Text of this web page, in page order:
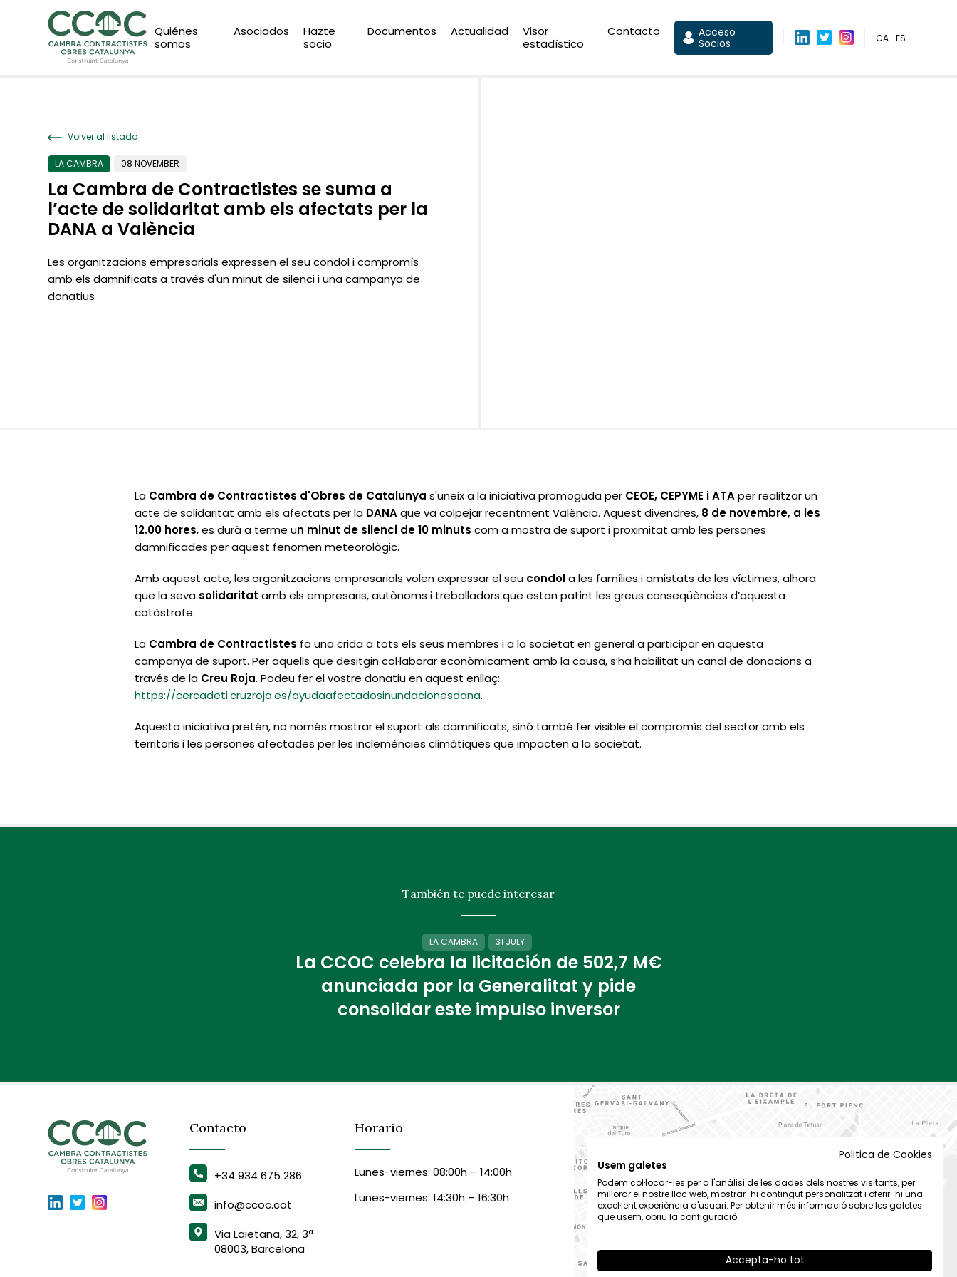
Quiénes
somos
Asociados
Hazte
socio
Documentos Actualidad
Visor
estadístico
Contacto
Acceso
Socios
CA ES
Volver al listado
LA CAMBRA 08 NOVEMBER
La Cambra de Contractistes se suma a
l’acte de solidaritat amb els afectats per la
DANA a València
Les organitzacions empresarials expressen el seu condol i compromís
amb els damnificats a través d'un minut de silenci i una campanya de
donatius
La Cambra de Contractistes d'Obres de Catalunya s'uneix a la iniciativa promoguda per CEOE, CEPYME i ATAper realitzar un
acte de solidaritat amb els afectats per la DANAque va colpejar recentment València. Aquest divendres, 8 de novembre, a les
12.00 hores, es durà a terme un minut de silenci de 10 minuts com a mostra de suport i proximitat amb les persones
damnificades per aquest fenomen meteorològic.
Amb aquest acte, les organitzacions empresarials volen expressar el seu condola les famílies i amistats de les víctimes, alhora
que la seva solidaritatamb els empresaris, autònoms i treballadors que estan patint les greus conseqüències d’aquesta
catàstrofe.
La Cambra de Contractistes fa una crida a tots els seus membres i a la societat en general a participar en aquesta
campanya de suport. Per aquells que desitgin col·laborar econòmicament amb la causa, s’ha habilitat un canal de donacions a
través de la Creu Roja. Podeu fer el vostre donatiu en aquest enllaç:
https://cercadeti.cruzroja.es/ayudaafectadosinundacionesdana.
Aquesta iniciativa pretén, no només mostrar el suport als damnificats, sinó també fer visible el compromís del sector amb els
territoris i les persones afectades per les inclemències climàtiques que impacten a la societat.
También te puede interesar
LA CAMBRA 31 JULY
La CCOC celebra la licitación de 502,7 M€
anunciada por la Generalitat y pide
consolidar este impulso inversor
Contacto
+34 934 675 286
info@ccoc.cat
Via Laietana, 32, 3ª
08003, Barcelona
Horario
Lunes-viernes: 08:00h – 14:00h
Lunes-viernes: 14:30h – 16:30h
Politica de Cookies
Usem galetes
Podem col·locar-les per a l'anàlisi de les dades dels nostres visitants, per
millorar el nostre lloc web, mostrar-hi contingut personalitzat i oferir-hi una
excel·lent experiència d'usuari. Per obtenir més informació sobre les galetes
que usem, obriu la configuració.
Accepta-ho tot